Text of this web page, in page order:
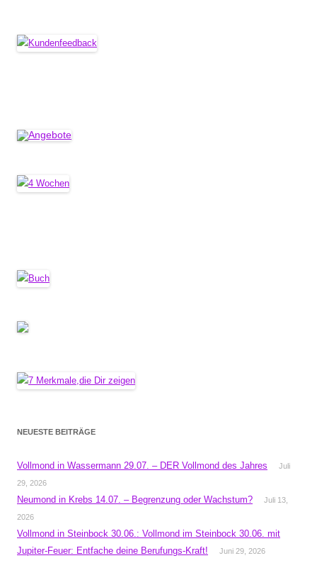
NEUESTE BEITRÄGE
Vollmond in Wassermann 29.07. – DER Vollmond des Jahres
Juli
29, 2026
Neumond in Krebs 14.07. – Begrenzung oder Wachstum?
Juli 13,
2026
Vollmond in Steinbock 30.06.: Vollmond im Steinbock 30.06. mit
Jupiter-Feuer: Entfache deine Berufungs-Kraft!
Juni 29, 2026